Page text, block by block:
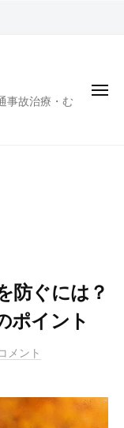
事故治療・む
メ
防ぐには？
ポイント
メント